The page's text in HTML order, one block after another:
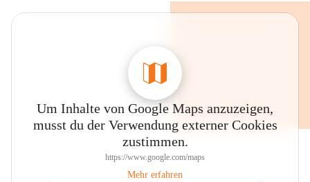
Um Inhalte von Google Maps anzuzeigen,
musst du der Verwendung externer Cookies
zustimmen.
https://www.google.com/maps
Mehr erfahren